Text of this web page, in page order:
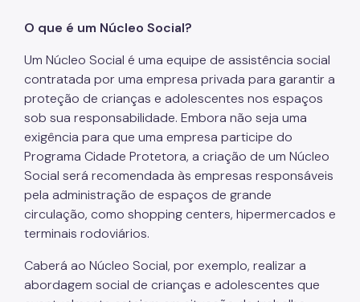
O que é um Núcleo Social?
Um Núcleo Social é uma equipe de assistência social
contratada por uma empresa privada para garantir a
proteção de crianças e adolescentes nos espaços
sob sua responsabilidade. Embora não seja uma
exigência para que uma empresa participe do
Programa Cidade Protetora, a criação de um Núcleo
Social será recomendada às empresas responsáveis
pela administração de espaços de grande
circulação, como shopping centers, hipermercados e
terminais rodoviários.
Caberá ao Núcleo Social, por exemplo, realizar a
abordagem social de crianças e adolescentes que